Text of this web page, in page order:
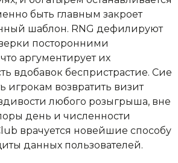
быть главным закроет
шаблон. RNG дефилируют
посторонними
аргументирует их
вдобавок беспристрастие. Сие
игрокам возвратить визит
любого розыгрыша, вне
день и численности
врачуется новейшие способу
данных пользователей.